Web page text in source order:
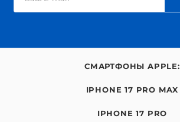
СМАРТФОНЫ APPLE:
IPHONE 17 PRO MAX
IPHONE 17 PRO